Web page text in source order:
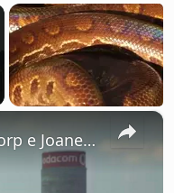
×
Aventuras na Natureza da África do Sul: Cape Town, Krugersdorp e Joanesburgo!